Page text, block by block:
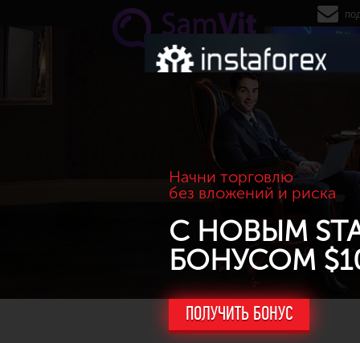
Перейти к основному содержанию
Начни торговлю
без вложений и риска
С НОВЫМ
БОНУСОМ
ПОЛУЧИТЬ БОНУС